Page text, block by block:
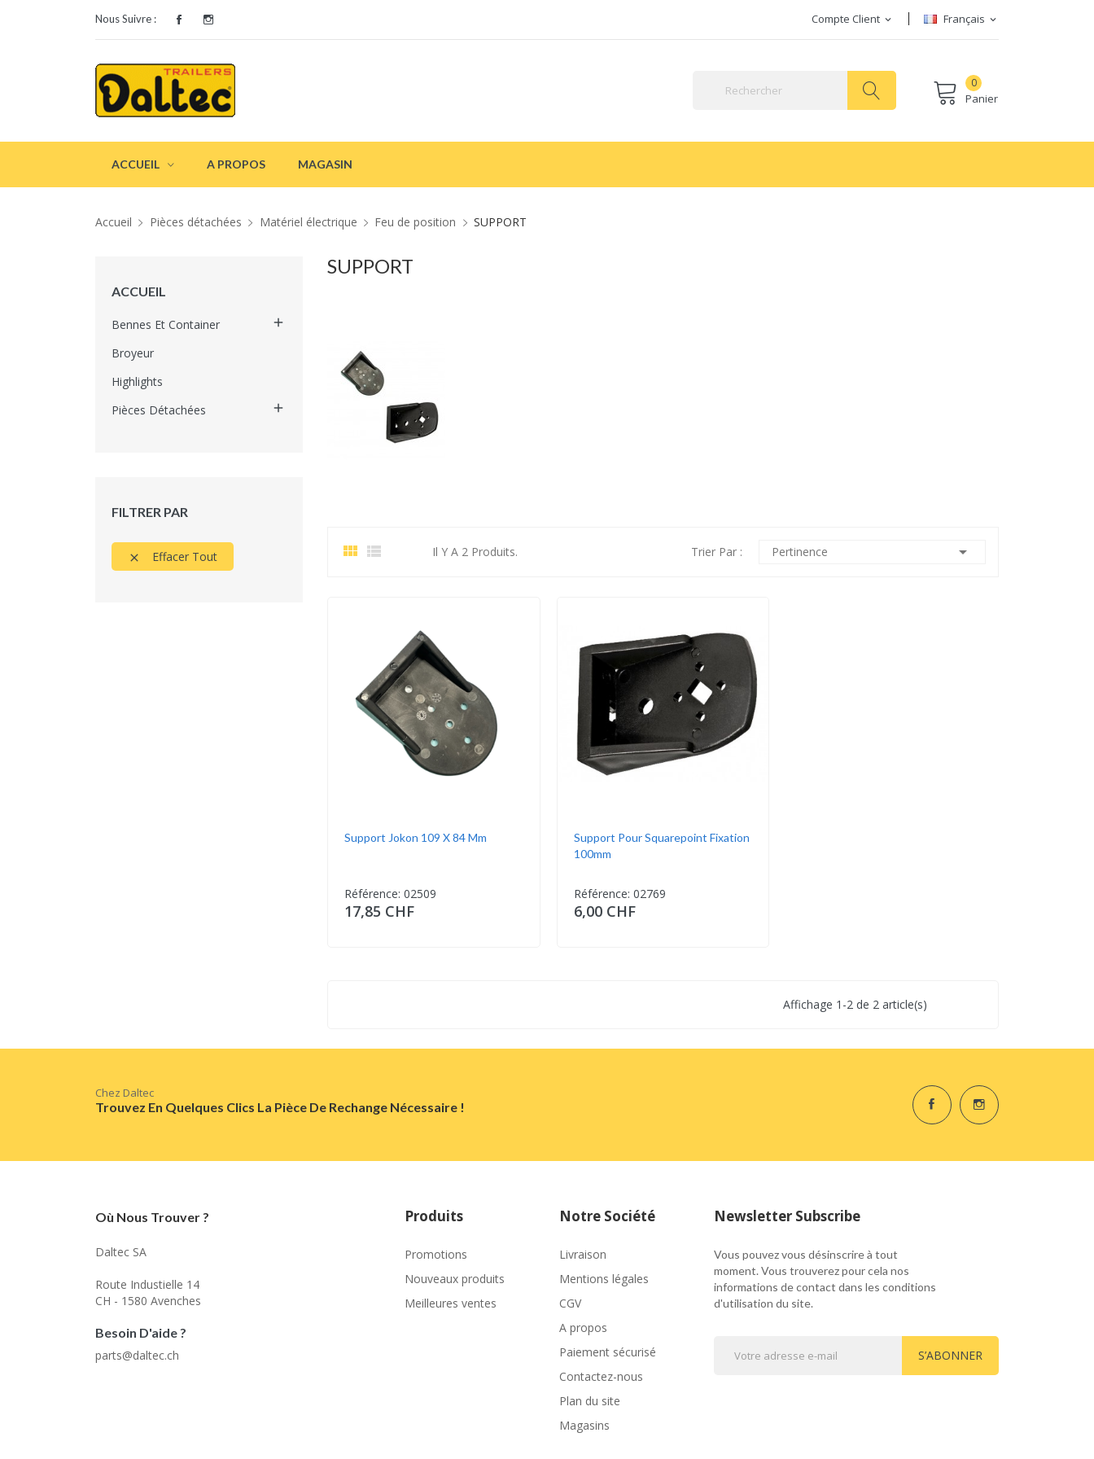
Nous Suivre : Français expand_more
Compte Client expand_more
0
Panier
ACCUEIL A PROPOS MAGASIN
Accueil Pièces détachées Matériel électrique Feu de position SUPPORT
ACCUEIL
Bennes Et Container 
Broyeur
Highlights
Pièces Détachées

FILTRER PAR
 Effacer Tout
SUPPORT
  Il Y A 2 Produits. Trier Par : Pertinence 
Support Jokon 109 X 84 Mm
Référence: 02509
17,85 CHF
Support Pour Squarepoint Fixation
100mm
Référence: 02769
6,00 CHF
Affichage 1-2 de 2 article(s)
Chez Daltec
Trouvez En Quelques Clics La Pièce De Rechange Nécessaire !
Où Nous Trouver ?
Daltec SA
Route Industielle 14
CH - 1580 Avenches
Besoin D'aide ?
parts@daltec.ch
Produits
Promotions
Nouveaux produits
Meilleures ventes
Notre Société
Livraison
Mentions légales
CGV
A propos
Paiement sécurisé
Contactez-nous
Plan du site
Magasins
Newsletter Subscribe
Vous pouvez vous désinscrire à tout
moment. Vous trouverez pour cela nos
informations de contact dans les conditions
d'utilisation du site.